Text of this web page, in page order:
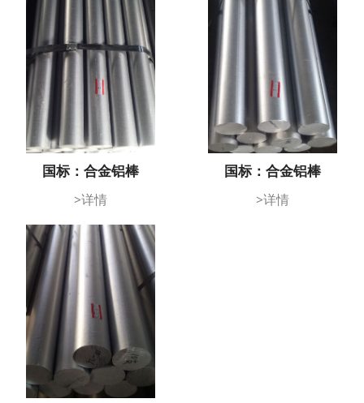
国标：合金铝棒
>详情
国标：合金铝棒
>详情